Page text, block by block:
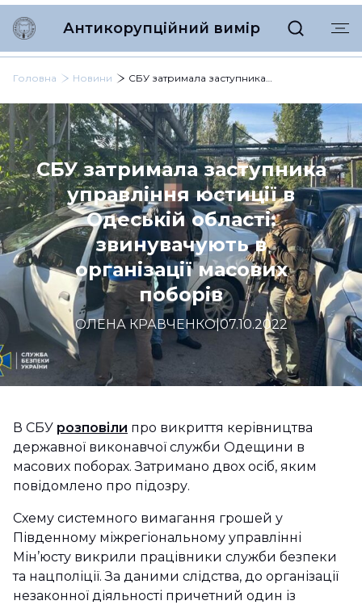
Антикорупційний вимір
Головна Новини СБУ затримала заступника управління юстиції в Одеській області: звинувачують в організації масових поборів
СБУ затримала заступника
управління юстиції в
Одеській області:
звинувачують в
організації масових
поборів
ОЛЕНА КРАВЧЕНКО|07.10.2022
В СБУ розповіли про викриття керівництва
державної виконавчої служби Одещини в
масових поборах. Затримано двох осіб, яким
повідомлено про підозру.
Схему системного вимагання грошей у
Південному міжрегіональному управлінні
Мін’юсту викрили працівники служби безпеки
та нацполіції. За даними слідства, до організації
незаконної діяльності причетний один із